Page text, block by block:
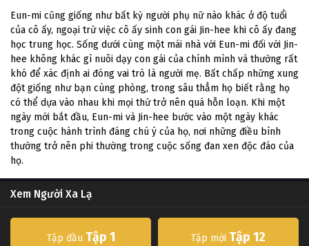
Eun-mi cũng giống như bất kỳ người phụ nữ nào khác ở độ tuổi
của cô ấy, ngoại trừ việc cô ấy sinh con gái Jin-hee khi cô ấy đang
học trung học. Sống dưới cùng một mái nhà với Eun-mi đối với Jin-
hee không khác gì nuôi dạy con gái của chính mình và thường rất
khó để xác định ai đóng vai trò là người mẹ. Bất chấp những xung
đột giống như bạn cùng phòng, trong sâu thẳm họ biết rằng họ
có thể dựa vào nhau khi mọi thứ trở nên quá hỗn loạn. Khi một
ngày mới bắt đầu, Eun-mi và Jin-hee bước vào một ngày khác
trong cuộc hành trình đáng chú ý của họ, nơi những điều bình
thường trở nên phi thường trong cuộc sống đan xen độc đáo của
họ.
Xem Người Xa Lạ
Tập đầu Tập 1 Tập mới Tập 12